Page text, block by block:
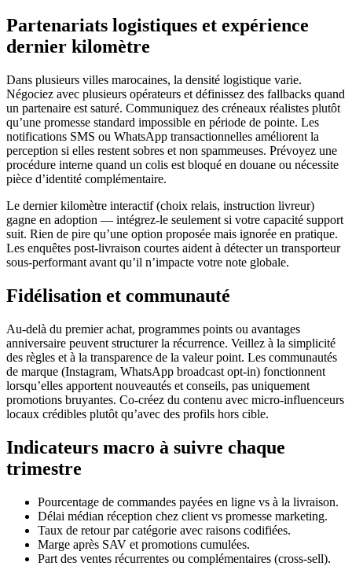
Partenariats logistiques et expérience
dernier kilomètre
Dans plusieurs villes marocaines, la densité logistique varie.
Négociez avec plusieurs opérateurs et définissez des fallbacks quand
un partenaire est saturé. Communiquez des créneaux réalistes plutôt
qu’une promesse standard impossible en période de pointe. Les
notifications SMS ou WhatsApp transactionnelles améliorent la
perception si elles restent sobres et non spammeuses. Prévoyez une
procédure interne quand un colis est bloqué en douane ou nécessite
pièce d’identité complémentaire.
Le dernier kilomètre interactif (choix relais, instruction livreur)
gagne en adoption — intégrez-le seulement si votre capacité support
suit. Rien de pire qu’une option proposée mais ignorée en pratique.
Les enquêtes post-livraison courtes aident à détecter un transporteur
sous-performant avant qu’il n’impacte votre note globale.
Fidélisation et communauté
Au-delà du premier achat, programmes points ou avantages
anniversaire peuvent structurer la récurrence. Veillez à la simplicité
des règles et à la transparence de la valeur point. Les communautés
de marque (Instagram, WhatsApp broadcast opt-in) fonctionnent
lorsqu’elles apportent nouveautés et conseils, pas uniquement
promotions bruyantes. Co-créez du contenu avec micro-influenceurs
locaux crédibles plutôt qu’avec des profils hors cible.
Indicateurs macro à suivre chaque
trimestre
Pourcentage de commandes payées en ligne vs à la livraison.
Délai médian réception chez client vs promesse marketing.
Taux de retour par catégorie avec raisons codifiées.
Marge après SAV et promotions cumulées.
Part des ventes récurrentes ou complémentaires (cross-sell).